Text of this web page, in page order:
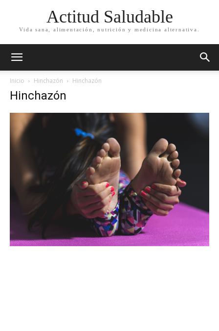
Actitud Saludable
Vida sana, alimentación, nutrición y medicina alternativa.
Inicio Hinchazón Hinchazón
Hinchazón